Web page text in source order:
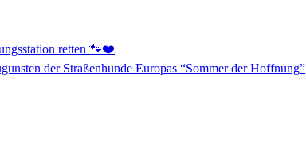
retten 🐾❤️
der Straßenhunde Europas “Sommer der Hoffnung”